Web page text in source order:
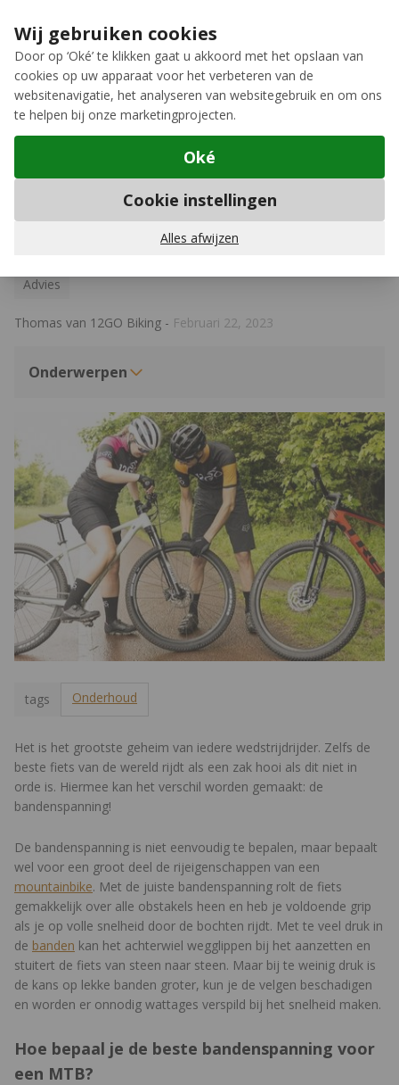
Wij gebruiken cookies
Door op ‘Oké’ te klikken gaat u akkoord met het opslaan van
cookies op uw apparaat voor het verbeteren van de
websitenavigatie, het analyseren van websitegebruik en om ons
te helpen bij onze marketingprojecten.
Oké
Cookie instellingen
Alles afwijzen
Meer keuze, meer plezier
12GO Biking
Advies
Mountainbike bandenspanning
Advies
Thomas van 12GO Biking - Februari 22, 2023
Onderwerpen
tags Onderhoud
Het is het grootste geheim van iedere wedstrijdrijder. Zelfs de
beste fiets van de wereld rijdt als een zak hooi als dit niet in
orde is. Hiermee kan het verschil worden gemaakt: de
bandenspanning!
De bandenspanning is niet eenvoudig te bepalen, maar bepaalt
wel voor een groot deel de rijeigenschappen van een
mountainbike. Met de juiste bandenspanning rolt de fiets
gemakkelijk over alle obstakels heen en heb je voldoende grip
als je op volle snelheid door de bochten rijdt. Met te veel druk in
de banden kan het achterwiel wegglippen bij het aanzetten en
stuitert de fiets van steen naar steen. Maar bij te weinig druk is
de kans op lekke banden groter, kun je de velgen beschadigen
en worden er onnodig wattages verspild bij het snelheid maken.
Hoe bepaal je de beste bandenspanning voor
een MTB?